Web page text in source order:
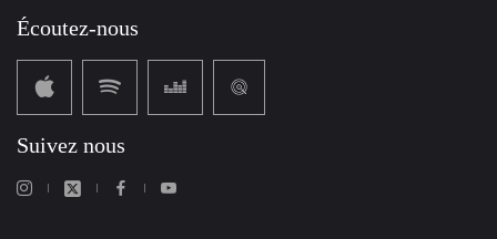
Écoutez-nous
Suivez nous